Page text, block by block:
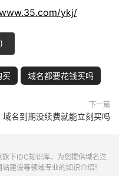
ykj/
)
买 域名都要花钱买吗
下一篇
域名到期没续费就能立刻买吗
旗下IDC知识库，为您提供域名注
建设等领域专业的知识介绍！